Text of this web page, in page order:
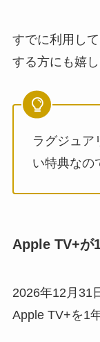
すでに利用し
する方にも嬉し
ラグジュア
い特典なの
Apple TV+が
2026年12月31
Apple TV+を1